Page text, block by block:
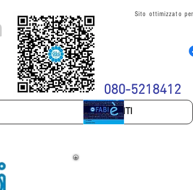
Sito ottimizzato
080-5218412
ISCRIVITI